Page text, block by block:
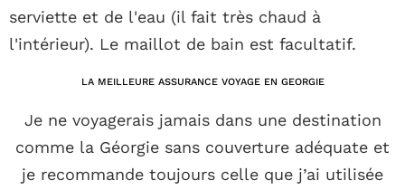
serviette et de l'eau (il fait très chaud à
l'intérieur). Le maillot de bain est facultatif.
LA MEILLEURE ASSURANCE VOYAGE EN GEORGIE
Je ne voyagerais jamais dans une destination
comme la Géorgie sans couverture adéquate et
je recommande toujours celle que j’ai utilisée